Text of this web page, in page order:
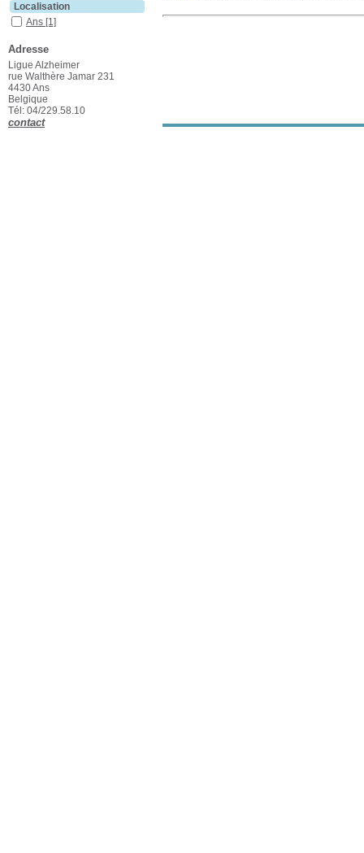
Localisation
Ans [1]
Ouvrages[3]
Adresse
Ligue Alzheimer
rue Walthère Jamar 231
4430 Ans
Belgique
Tél: 04/229.58.10
contact